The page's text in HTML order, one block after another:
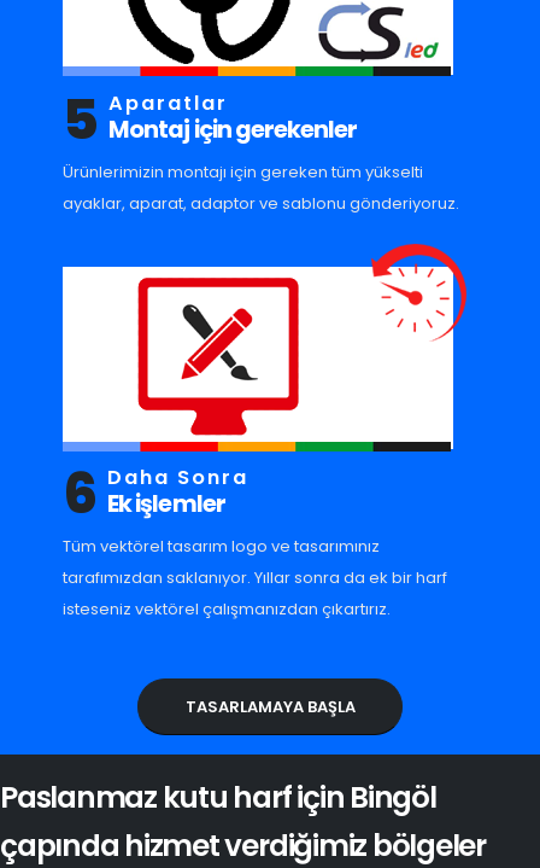
5 Aparatlar
Montaj için gerekenler
Ürünlerimizin montajı için gereken tüm yükselti
ayaklar, aparat, adaptor ve sablonu gönderiyoruz.
6 Daha Sonra
Ek işlemler
Tüm vektörel tasarım logo ve tasarımınız
tarafımızdan saklanıyor. Yıllar sonra da ek bir harf
isteseniz vektörel çalışmanızdan çıkartırız.
TASARLAMAYA BAŞLA
Paslanmaz kutu harf için Bingöl
çapında hizmet verdiğimiz bölgeler